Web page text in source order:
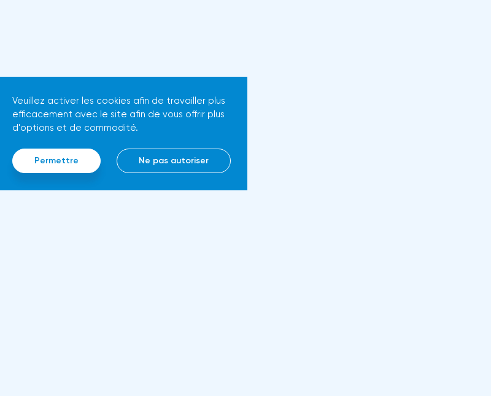
Veuillez activer les cookies afin de travailler plus
efficacement avec le site afin de vous offrir plus
d'options et de commodité.
Permettre Ne pas autoriser